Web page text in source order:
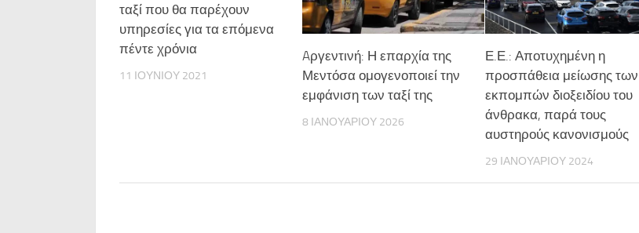
ταξί που θα παρέχουν
υπηρεσίες για τα επόμενα
πέντε χρόνια
11 ΙΟΥΝΊΟΥ 2021
Aργεντινή: Η επαρχία της
Μεντόσα ομογενοποιεί την
εμφάνιση των ταξί της
8 ΙΑΝΟΥΑΡΊΟΥ 2026
Ε.Ε.: Αποτυχημένη η
προσπάθεια μείωσης των
εκπομπών διοξειδίου του
άνθρακα, παρά τους
αυστηρούς κανονισμούς
29 ΙΑΝΟΥΑΡΊΟΥ 2024